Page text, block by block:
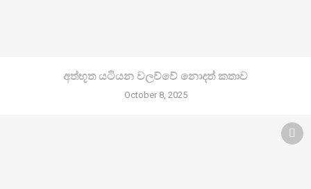
අත්භූත යටියන වලව්වේ නොදත් කතාව
October 8, 2025